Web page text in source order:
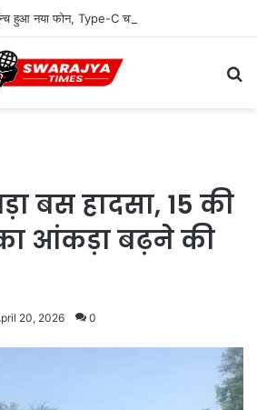
बस हादसा, 15 की
आंकड़ा बढ़ने की
20, 2026 0